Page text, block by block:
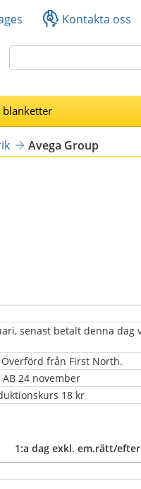
Kontakta oss
blanketter
Avega Group
senast betalt denna dag
från First North.
24 november
18 kr
1:a dag exkl. em.rätt/